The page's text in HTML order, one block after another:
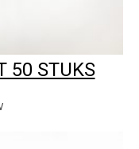
50 STUKS